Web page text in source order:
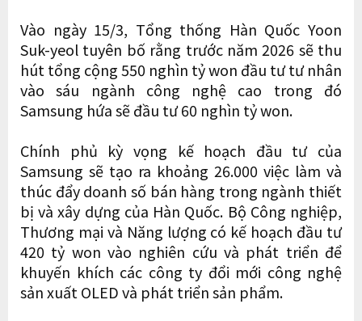
Vào ngày 15/3, Tổng thống Hàn Quốc Yoon
Suk-yeol tuyên bố rằng trước năm 2026 sẽ thu
hút tổng cộng 550 nghìn tỷ won đầu tư tư nhân
vào sáu ngành công nghệ cao trong đó
Samsung hứa sẽ đầu tư 60 nghìn tỷ won.
Chính phủ kỳ vọng kế hoạch đầu tư của
Samsung sẽ tạo ra khoảng 26.000 việc làm và
thúc đẩy doanh số bán hàng trong ngành thiết
bị và xây dựng của Hàn Quốc. Bộ Công nghiệp,
Thương mại và Năng lượng có kế hoạch đầu tư
420 tỷ won vào nghiên cứu và phát triển để
khuyến khích các công ty đổi mới công nghệ
sản xuất OLED và phát triển sản phẩm.